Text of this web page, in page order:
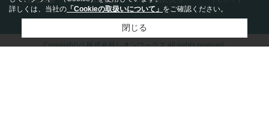
Copyright(c) 株式会社レオンワークス All rights reserved.
詳しくは、当社の 「Cookieの取扱いについて」 をご確認ください。
閉じる